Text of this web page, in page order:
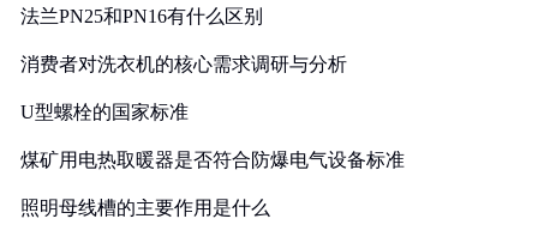
法兰PN25和PN16有什么区别
消费者对洗衣机的核心需求调研与分析
U型螺栓的国家标准
煤矿用电热取暖器是否符合防爆电气设备标准
照明母线槽的主要作用是什么